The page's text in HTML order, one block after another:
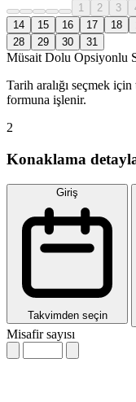
1 2 3
14
15 16 17 18
28
29 30 31
Müsait Dolu Opsiyonlu
Tarih aralığı seçmek
formuna işlenir.
2
Konaklama
Giriş
Takvimden seçin
Misafir sayısı